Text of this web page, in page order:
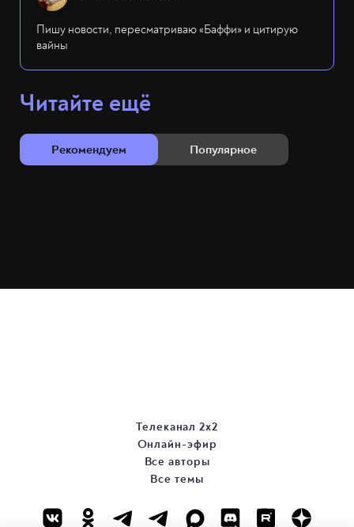
Пишу новости, пересматриваю «Баффи» и цитирую
вайны
Читайте ещё
Рекомендуем Популярное
Телеканал 2х2
Онлайн-эфир
Все авторы
Все темы